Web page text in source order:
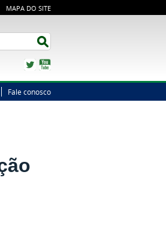
MAPA DO SITE
Twitter
Fale conosco